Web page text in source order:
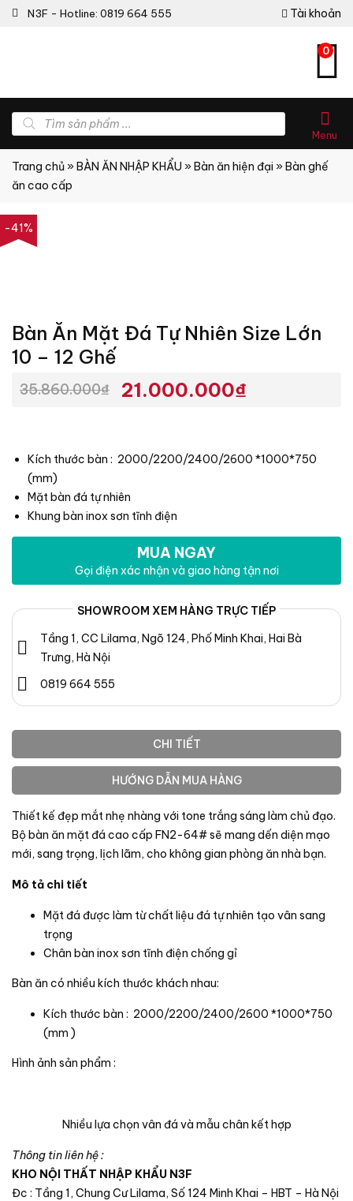
N3F - Hotline: 0819 664 555 Tài khoản
0
Tìm
kiếm
sản
phẩm
Menu
Trang chủ »BÀN ĂN NHẬP KHẨU »Bàn ăn hiện đại »Bàn ghế
ăn cao cấp
-41%
Bàn Ăn Mặt Đá Tự Nhiên Size Lớn
10 – 12 Ghế
35.860.000₫
Giá
35.860.000₫.
21.000.000₫
Giá
là:
21.000.000₫.
Kích thước bàn : 2000/2200/2400/2600 *1000*750
(mm)
Mặt bàn đá tự nhiên
Khung bàn inox sơn tĩnh điện
MUA NGAY
Gọi điện xác nhận và giao hàng tận nơi
SHOWROOM XEM HÀNG TRỰC TIẾP
Tầng 1, CC Lilama, Ngõ 124, Phố Minh Khai, Hai Bà
Trưng, Hà Nội
0819 664 555
CHI TIẾT
HƯỚNG DẪN MUA HÀNG
Thiết kế đẹp mắt nhẹ nhàng với tone trắng sáng làm chủ đạo.
Bộ bàn ăn mặt đá cao cấp FN2-64# sẽ mang dến diện mạo
mới, sang trọng, lịch lãm, cho không gian phòng ăn nhà bạn.
Mô tả chi tiết
Mặt đá được làm từ chất liệu đá tự nhiên tạo vân sang
trọng
Chân bàn inox sơn tĩnh điện chống gỉ
Bàn ăn có nhiều kích thước khách nhau:
Kích thước bàn : 2000/2200/2400/2600 *1000*750
(mm )
Hình ảnh sản phẩm :
Nhiều lựa chọn vân đá và mẫu chân kết hợp
Thông tin liên hệ :
KHO NỘI THẤT NHẬP KHẨU N3F
Đc : Tầng 1, Chung Cư Lilama, Số 124 Minh Khai – HBT – Hà Nội